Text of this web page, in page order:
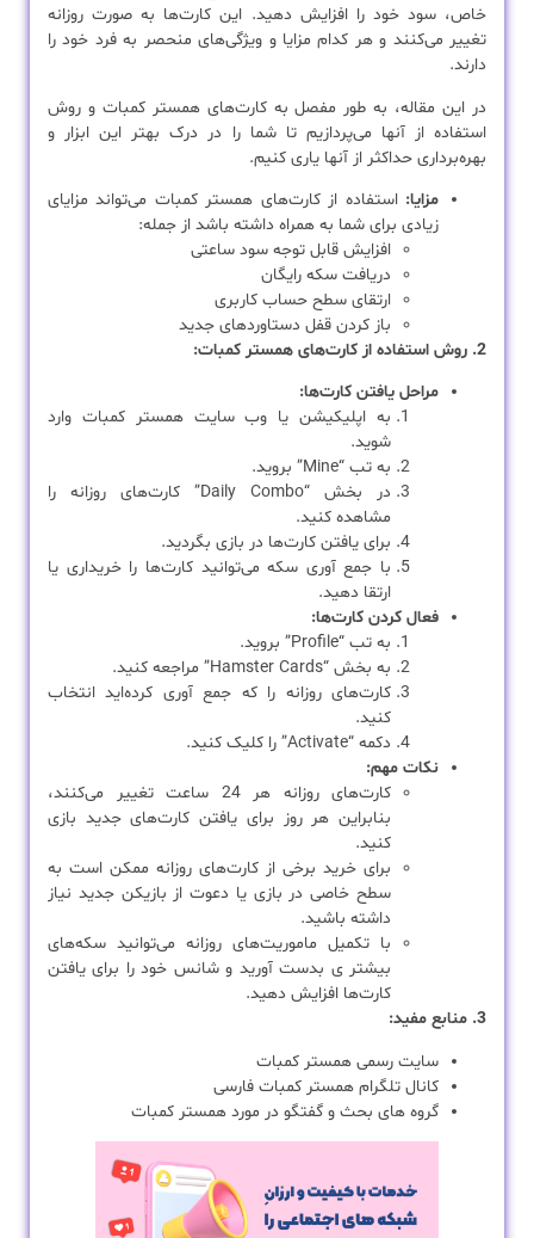
خاص، سود خود را افزایش دهید. این کارت‌ها به صورت روزانه
تغییر می‌کنند و هر کدام مزایا و ویژگی‌های منحصر به فرد خود را
دارند.
در این مقاله، به طور مفصل به کارت‌های همستر کمبات و روش
استفاده از آنها می‌پردازیم تا شما را در درک بهتر این ابزار و
بهره‌برداری حداکثر از آنها یاری کنیم.
مزایا: استفاده از کارت‌های همستر کمبات می‌تواند مزایای
زیادی برای شما به همراه داشته باشد از جمله:
افزایش قابل توجه سود ساعتی
دریافت سکه رایگان
ارتقای سطح حساب کاربری
باز کردن قفل دستاوردهای جدید
2. روش استفاده از کارت‌های همستر کمبات:
مراحل یافتن کارت‌ها:
به اپلیکیشن یا وب سایت همستر کمبات وارد
شوید.
به تب “Mine” بروید.
در بخش “Daily Combo” کارت‌های روزانه را
مشاهده کنید.
برای یافتن کارت‌ها در بازی بگردید.
با جمع آوری سکه می‌توانید کارت‌ها را خریداری یا
ارتقا دهید.
فعال کردن کارت‌ها:
به تب “Profile” بروید.
به بخش “Hamster Cards” مراجعه کنید.
کارت‌های روزانه را که جمع آوری کرده‌اید انتخاب
کنید.
دکمه “Activate” را کلیک کنید.
نکات مهم:
کارت‌های روزانه هر 24 ساعت تغییر می‌کنند،
بنابراین هر روز برای یافتن کارت‌های جدید بازی
کنید.
برای خرید برخی از کارت‌های روزانه ممکن است به
سطح خاصی در بازی یا دعوت از بازیکن جدید نیاز
داشته باشید.
با تکمیل ماموریت‌های روزانه می‌توانید سکه‌های
بیشتر ی بدست آورید و شانس خود را برای یافتن
کارت‌ها افزایش دهید.
3. منابع مفید:
سایت رسمی همستر کمبات
کانال تلگرام همستر کمبات فارسی
گروه های بحث و گفتگو در مورد همستر کمبات